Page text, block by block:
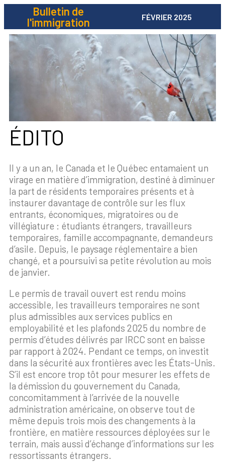
Bulletin de
l'immigration
FÉVRIER 2025
ÉDITO
Il y a un an, le Canada et le Québec entamaient un
virage en matière d’immigration, destiné à diminuer
la part de résidents temporaires présents et à
instaurer davantage de contrôle sur les flux
entrants, économiques, migratoires ou de
villégiature : étudiants étrangers, travailleurs
temporaires, famille accompagnante, demandeurs
d’asile. Depuis, le paysage réglementaire a bien
changé, et a poursuivi sa petite révolution au mois
de janvier.
Le permis de travail ouvert est rendu moins
accessible, les travailleurs temporaires ne sont
plus admissibles aux services publics en
employabilité et les plafonds 2025 du nombre de
permis d’études délivrés par IRCC sont en baisse
par rapport à 2024. Pendant ce temps, on investit
dans la sécurité aux frontières avec les États-Unis.
S’il est encore trop tôt pour mesurer les effets de
la démission du gouvernement du Canada,
concomitamment à l’arrivée de la nouvelle
administration américaine, on observe tout de
même depuis trois mois des changements à la
frontière, en matière ressources déployées sur le
terrain, mais aussi d’échange d’informations sur les
ressortissants étrangers.